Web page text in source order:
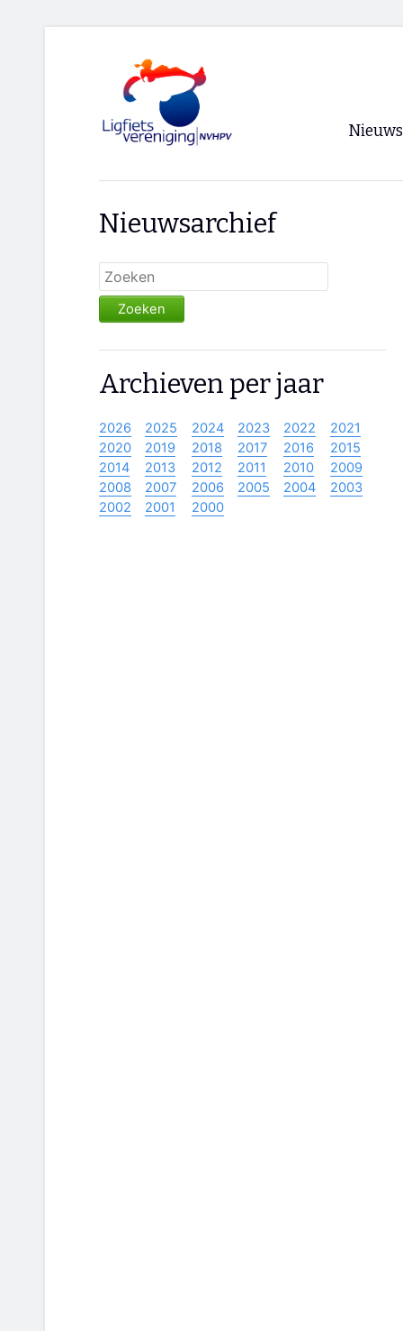
Nieuws
Nieuwsarchief
Zoeken
Archieven per jaar
2026 2025 2024 2023 2022
2021
2020
2019 2018 2017 2016
2015
2014
2013 2012 2011 2010
2009
2008
2007 2006 2005 2004
2003
2002
2001 2000